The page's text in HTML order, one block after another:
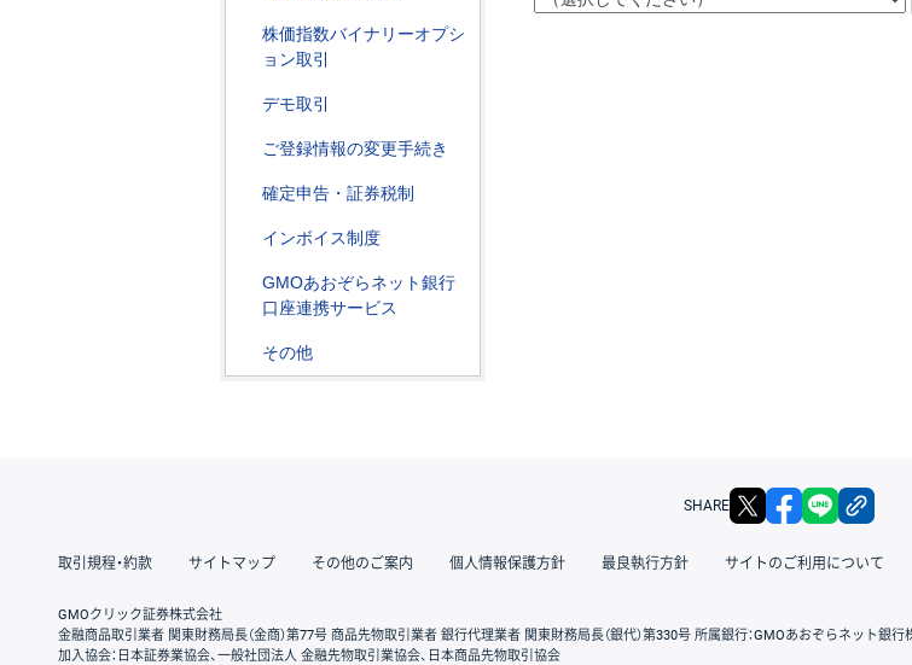
株価指数バイナリーオプシ
ョン取引
デモ取引
ご登録情報の変更手続き
確定申告・証券税制
インボイス制度
GMOあおぞらネット銀行
口座連携サービス
その他
SHARE X facebook
取引規程・約款 サイトマップ その他のご案内 個人情報保護方針 最良執行方針 サイトのご利用について
GMOクリック証券株式会社
金融商品取引業者 関東財務局長（金商）第77号 商品先物取引業者 銀行代理業者 関東財務局長（銀代）第330号 所属銀行：GMOあおぞらネット銀行
加入協会：日本証券業協会、一般社団法人 金融先物取引業協会、日本商品先物取引協会